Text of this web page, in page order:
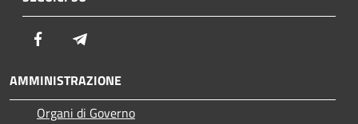
Facebook
AMMINISTRAZIONE
Organi di Governo